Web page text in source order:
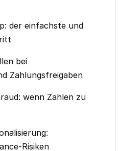
der einfachste und
bei
Zahlungsfreigaben
wenn Zahlen zu
Risiken